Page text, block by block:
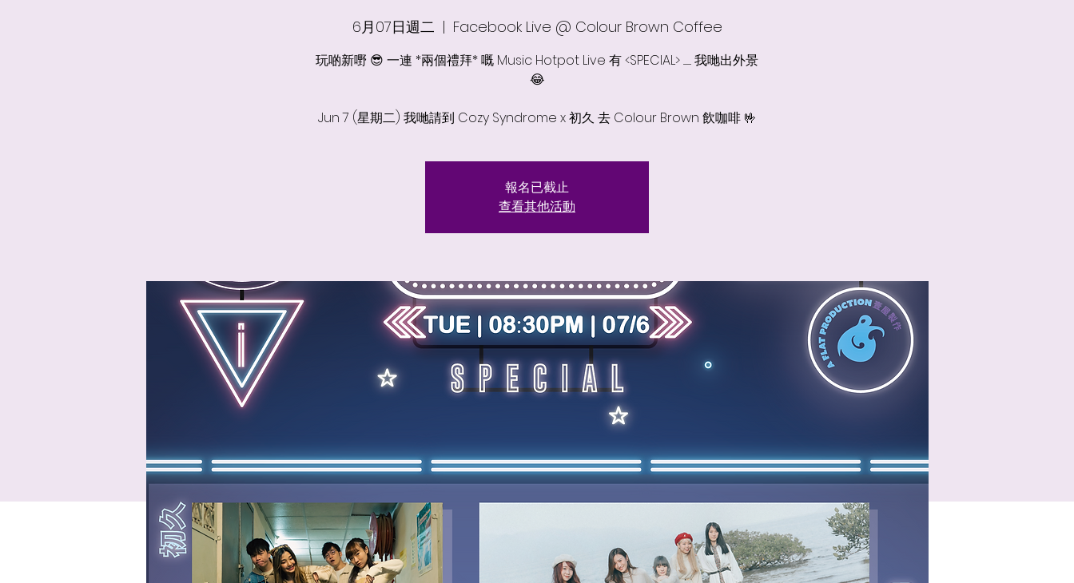
6月07日週二
  |
Facebook Live @ Colour Brown Coffee
玩啲新嘢 😎 一連 *兩個禮拜* 嘅 Music Hotpot Live 有 <SPECIAL> .......... 我哋出外景
😂
Jun 7 (星期二) 我哋請到 Cozy Syndrome x 初久 去 Colour Brown 飲咖啡 🤟
報名已截止
查看其他活動